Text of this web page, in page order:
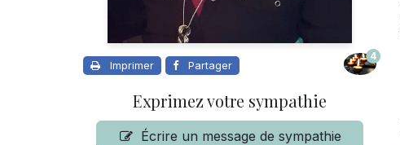
Imprimer Partager
4
Exprimez votre sympathie
Écrire un message de sympathie